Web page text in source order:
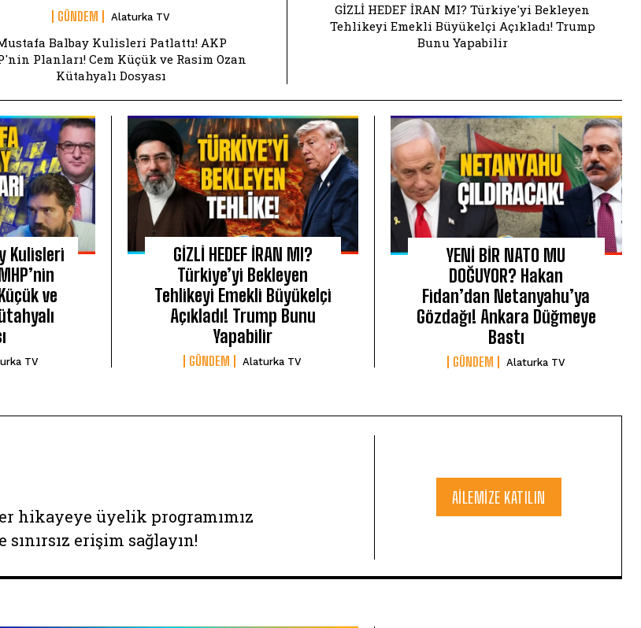
GÜNDEM Alaturka TV
Balbay Kulisleri Patlattı! AKP
Planları! Cem Küçük ve Rasim Ozan
Kütahyalı Dosyası
GİZLİ HEDEF İRAN MI? Türkiye'yi Bekleyen
Tehlikeyi Emekli Büyükelçi Açıkladı! Trump
Bunu Yapabilir
Kulisleri
ve
TV
GİZLİ HEDEF İRAN MI?
Türkiye’yi Bekleyen
Tehlikeyi Emekli Büyükelçi
Açıkladı! Trump Bunu
Yapabilir
GÜNDEM Alaturka TV
YENİ BİR NATO MU
DOĞUYOR? Hakan
Fidan’dan Netanyahu’ya
Gözdağı! Ankara Düğmeye
Bastı
GÜNDEM Alaturka TV
hikayeye üyelik programımız
erişim sağlayın!
AILEMIZE KATILIN